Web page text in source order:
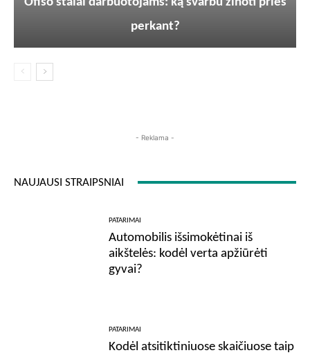
perkant?
- Reklama -
NAUJAUSI STRAIPSNIAI
PATARIMAI
Automobilis išsimokėtinai iš
aikštelės: kodėl verta apžiūrėti
gyvai?
PATARIMAI
Kodėl atsitiktiniuose skaičiuose taip